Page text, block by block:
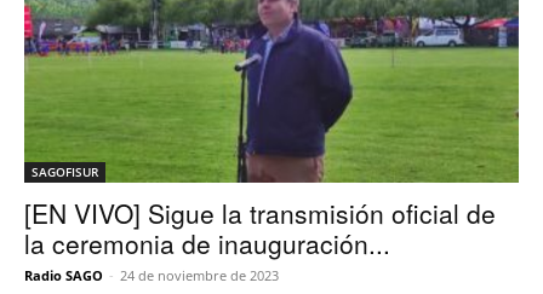
SAGOFISUR
[EN VIVO] Sigue la transmisión oficial de
la ceremonia de inauguración...
Radio SAGO - 24 de noviembre de 2023